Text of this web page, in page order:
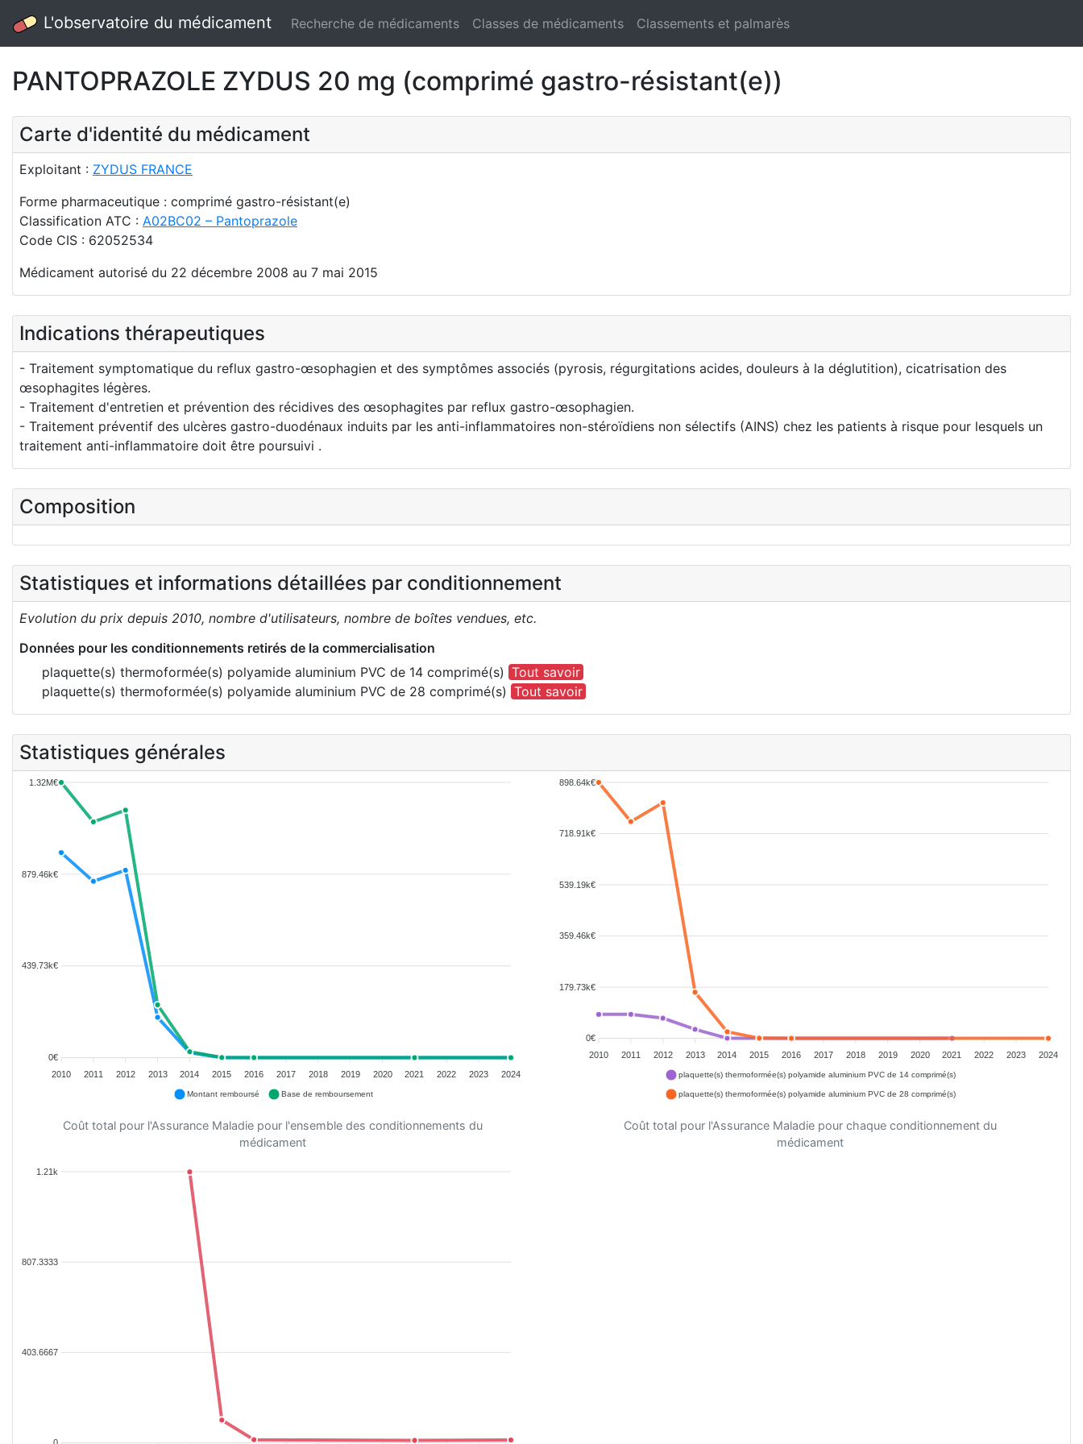
L'observatoire du médicament Recherche de médicaments Classes de médicaments Classements et palmarès
PANTOPRAZOLE ZYDUS 20 mg (comprimé gastro-résistant(e))
Carte d'identité du médicament
Exploitant : ZYDUS FRANCE
Forme pharmaceutique : comprimé gastro-résistant(e)
Classification ATC : A02BC02 – Pantoprazole
Code CIS : 62052534
Médicament autorisé du 22 décembre 2008 au 7 mai 2015
Indications thérapeutiques
- Traitement symptomatique du reflux gastro-œsophagien et des symptômes associés (pyrosis, régurgitations acides, douleurs à la déglutition), cicatrisation des
œsophagites légères.
- Traitement d'entretien et prévention des récidives des œsophagites par reflux gastro-œsophagien.
- Traitement préventif des ulcères gastro-duodénaux induits par les anti-inflammatoires non-stéroïdiens non sélectifs (AINS) chez les patients à risque pour lesquels un
traitement anti-inflammatoire doit être poursuivi .
Composition
Statistiques et informations détaillées par conditionnement
Evolution du prix depuis 2010, nombre d'utilisateurs, nombre de boîtes vendues, etc.
Données pour les conditionnements retirés de la commercialisation
plaquette(s) thermoformée(s) polyamide aluminium PVC de 14 comprimé(s) Tout savoir
plaquette(s) thermoformée(s) polyamide aluminium PVC de 28 comprimé(s) Tout savoir
Statistiques générales
1.32M€
879.46k€
439.73k€
0€
2010
2011 2012 2013 2014 2015 2016 2017 2018 2019 2020 2021 2022 2023 2024
Montant remboursé Base de remboursement
Coût total pour l'Assurance Maladie pour l'ensemble des conditionnements du
médicament
898.64k€
718.91k€
539.19k€
359.46k€
179.73k€
0€
2010
2011 2012 2013 2014 2015 2016 2017 2018 2019 2020 2021 2022 2023 2024
plaquette(s) thermoformée(s) polyamide aluminium PVC de 14 comprimé(s)
plaquette(s) thermoformée(s) polyamide aluminium PVC de 28 comprimé(s)
Coût total pour l'Assurance Maladie pour chaque conditionnement du
médicament
1.21k
807.3333
403.6667